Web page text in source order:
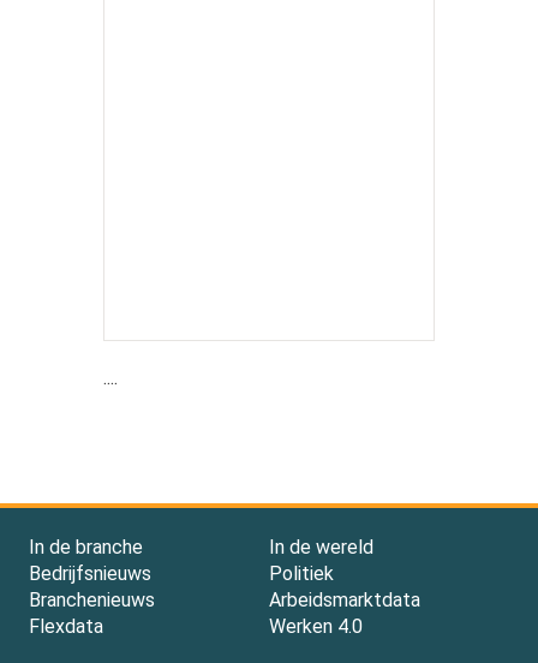
....
In de branche
Bedrijfsnieuws
Branchenieuws
Flexdata
In de wereld
Politiek
Arbeidsmarktdata
Werken 4.0